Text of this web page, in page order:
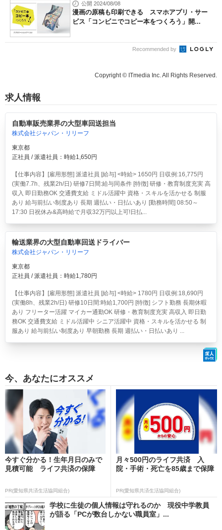
公開 2024/08/08
漫画の原稿も印刷できる スマホアプリ・サー
ビス「コンビニでコピー本をつくろう」開...
Recommended by
Copyright © ITmedia Inc. All Rights Reserved.
求人情報
自動車販売業界の大型車回送担当
株式会社ジャパン・リリーフ
東京都
正社員 / 派遣社員：時給1,650円
【仕事内容】[雇用形態] 派遣社員 [給与] <時給> 1650円 日収例:16,775円
(実働7.7h、残業2h/日) 研修7日間:給与同条件 [特徴] 研修・教育制度充実 高
収入 即日勤務OK 交通費支給 ミドル活躍中 資格・スキルを活かせる 制服
あり 給与前払い制度あり 長期 週払い・日払いあり [勤務時間] 08:50～
17:30 日祝休み&高時給で月収32万円以上可!日払...
輸送業界の大型自動車回送ドライバー
株式会社ジャパン・リリーフ
東京都
正社員 / 派遣社員：時給1,780円
【仕事内容】[雇用形態] 派遣社員 [給与] <時給> 1780円 日収例:18,690円
(実働8h、残業2h/日) 研修10日間:時給1,700円 [特徴] シフト勤務 長期休暇
あり フリーター活躍 マイカー通勤OK 研修・教育制度充実 高収入 即日勤
務OK 交通費支給 ミドル活躍中 シニア活躍中 資格・スキルを活かせる 制
服あり 給与前払い制度あり 早朝勤務 長期 週払い・日払いあり ...
今、あなたにオススメ
今すぐ分かる！生年月日のみで
見積可能 ライフ共済の保障
PR(愛知県共済生活協同組合)
月々500円のライフ共済 入
院・手術・死亡を85歳まで保障
PR(愛知県共済生活協同組合)
学校に生徒の個人情報は守れるのか 現役中学教員
が語る「PCが数台しかない職員室」...